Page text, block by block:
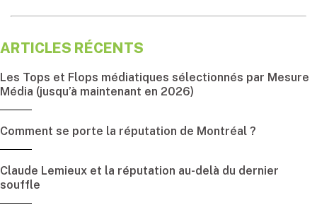
ARTICLES RÉCENTS
Les Tops et Flops médiatiques sélectionnés par Mesure
Média (jusqu’à maintenant en 2026)
Comment se porte la réputation de Montréal ?
Claude Lemieux et la réputation au-delà du dernier
souffle